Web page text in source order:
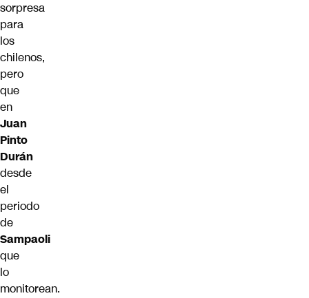
sorpresa
para
los
chilenos,
pero
que
en
Juan
Pinto
Durán
desde
el
periodo
de
Sampaoli
que
lo
monitorean.